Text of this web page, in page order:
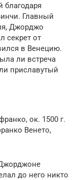
благодаря
Главный
Джорджо
секрет от
в Венецию.
ли встреча
приславутый
ок. 1500 г.
Венето,
до него никто